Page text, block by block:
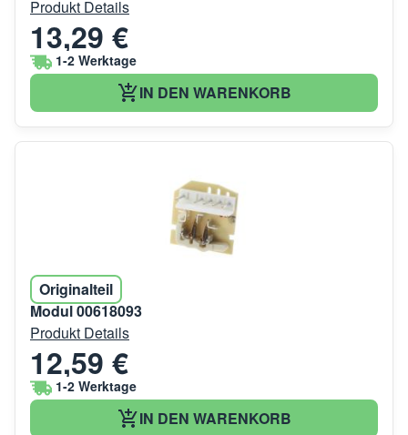
Produkt Details
13,29 €
1-2 Werktage
IN DEN WARENKORB
Originalteil
Modul 00618093
Produkt Details
12,59 €
1-2 Werktage
IN DEN WARENKORB